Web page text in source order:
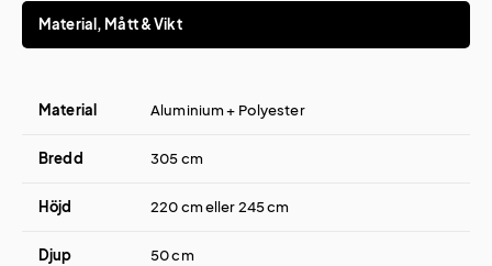
Material, Mått & Vikt
Material Aluminium + Polyester
Bredd 305 cm
Höjd 220 cm eller 245 cm
Djup 50 cm